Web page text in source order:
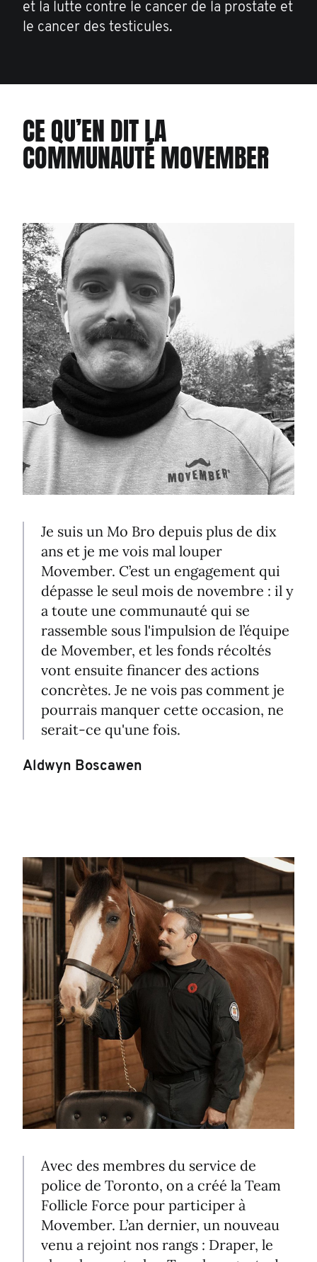
et la lutte contre le cancer de la prostate et
le cancer des testicules.
CE QU’EN DIT LA
COMMUNAUTÉ MOVEMBER
Je suis un Mo Bro depuis plus de dix
ans et je me vois mal louper
Movember. C’est un engagement qui
dépasse le seul mois de novembre : il y
a toute une communauté qui se
rassemble sous l'impulsion de l’équipe
de Movember, et les fonds récoltés
vont ensuite financer des actions
concrètes. Je ne vois pas comment je
pourrais manquer cette occasion, ne
serait-ce qu'une fois.
Aldwyn Boscawen
Avec des membres du service de
police de Toronto, on a créé la Team
Follicle Force pour participer à
Movember. L’an dernier, un nouveau
venu a rejoint nos rangs : Draper, le